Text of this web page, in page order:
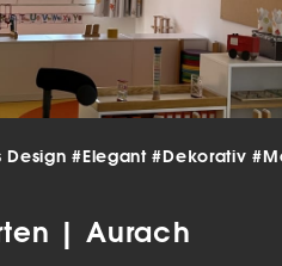
Design#Elegant#Dekorativ
| Aurach